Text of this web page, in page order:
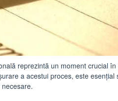
reprezintă un moment crucial în
a acestui proces, este esențial